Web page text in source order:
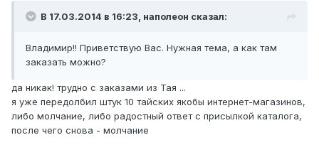
В 17.03.2014 в 16:23, наполеон сказал:
Владимир!! Приветствую Вас. Нужная тема, а как там
заказать можно?
да никак! трудно с заказами из Тая ...
я уже передолбил штук 10 тайских якобы интернет-магазинов,
либо молчание, либо радостный ответ с присылкой каталога,
после чего снова - молчание